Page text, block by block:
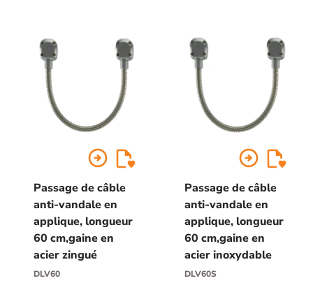
arrow_circle_right
Passage de câble
anti-vandale en
applique, longueur
60 cm,gaine en
acier zingué
DLV60
arrow_circle_right
Passage de câble
anti-vandale en
applique, longueur
60 cm,gaine en
acier inoxydable
DLV60S